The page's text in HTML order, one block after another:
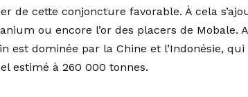
de cette conjoncture favorable. À cela
ou encore l’or des placers de Mobale.
est dominée par la Chine et l’Indonésie,
estimé à 260 000 tonnes.